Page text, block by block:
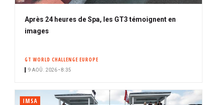
Après 24 heures de Spa, les GT3 témoignent en
images
GT WORLD CHALLENGE EUROPE
9 AOÛ. 2026 • 8:35
IMSA